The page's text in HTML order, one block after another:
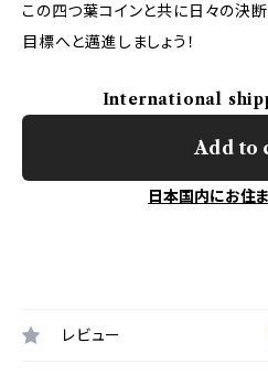
この四つ葉コインと共に日々の決
目標へと邁進しましょう！
International
Add to
日本国内にお住
レビュー